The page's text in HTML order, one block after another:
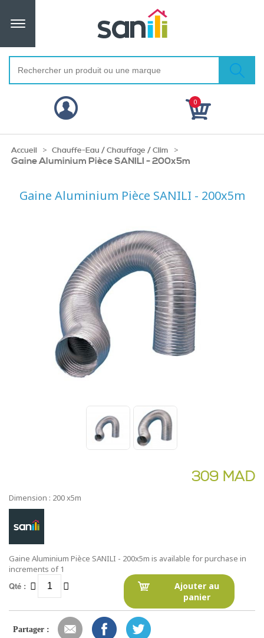
0
Accueil > Chauffe-Eau / Chauffage / Clim >
Gaine Aluminium Pièce SANILI - 200x5m
Gaine Aluminium Pièce SANILI - 200x5m
309 MAD
Dimension : 200 x5m
Gaine Aluminium Pièce SANILI - 200x5m is available for purchase in
increments of 1
Qté :
Ajouter au
panier
Partager :